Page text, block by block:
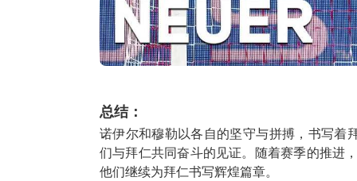
总结：
诺伊尔和穆勒以各自的坚守与拼搏，书写着
们与拜仁共同奋斗的见证。随着赛季的推进
他们继续为拜仁书写辉煌篇章。